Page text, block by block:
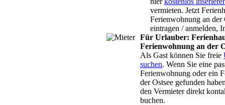
vermieten. Jetzt
Ferienwohnung an der
eintragen / anmelden,
Für Urlauber:
Ferienwohnung an der
Als Gast können Sie freie
suchen. Wenn Sie eine
Ferienwohnung oder ein
der Ostsee gefunden
den Vermieter direkt
buchen.